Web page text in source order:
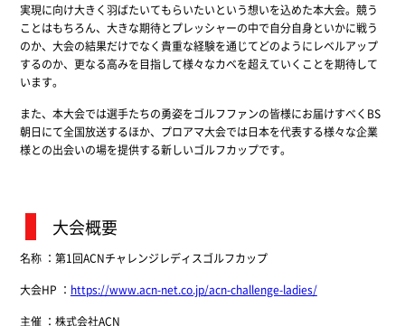
実現に向け大きく羽ばたいてもらいたいという想いを込めた本大会。競う
ことはもちろん、大きな期待とプレッシャーの中で自分自身といかに戦う
のか、大会の結果だけでなく貴重な経験を通じてどのようにレベルアップ
するのか、更なる高みを目指して様々なカベを超えていくことを期待して
います。
また、本大会では選手たちの勇姿をゴルフファンの皆様にお届けすべくBS
朝日にて全国放送するほか、プロアマ大会では日本を代表する様々な企業
様との出会いの場を提供する新しいゴルフカップです。
大会概要
名称 ：第1回ACNチャレンジレディスゴルフカップ
大会HP ： https://www.acn-net.co.jp/acn-challenge-ladies/
主催 ：株式会社ACN